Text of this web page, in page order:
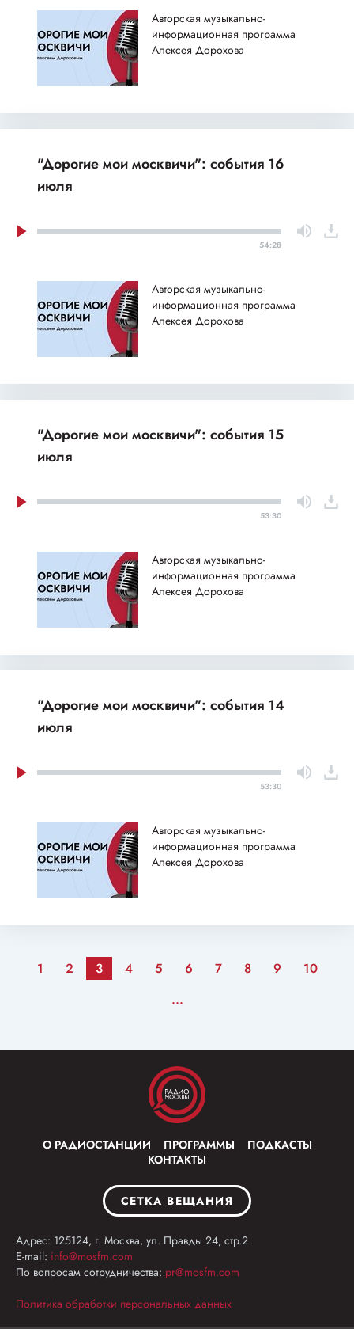
Авторская музыкально-
информационная программа
Алексея Дорохова
"Дорогие мои москвичи": события 16
июля
54:28
Авторская музыкально-
информационная программа
Алексея Дорохова
"Дорогие мои москвичи": события 15
июля
53:30
Авторская музыкально-
информационная программа
Алексея Дорохова
"Дорогие мои москвичи": события 14
июля
53:30
Авторская музыкально-
информационная программа
Алексея Дорохова
1 2 3 4 5 6 7 8 9
10
...
О РАДИОСТАНЦИИ ПРОГРАММЫ
ПОДКАСТЫ
КОНТАКТЫ
СЕТКА ВЕЩАНИЯ
Адрес: 125124, г. Москва, ул. Правды 24, стр.2
E-mail: info@mosfm.com
По вопросам сотрудничества: pr@mosfm.com
Политика обработки персональных данных